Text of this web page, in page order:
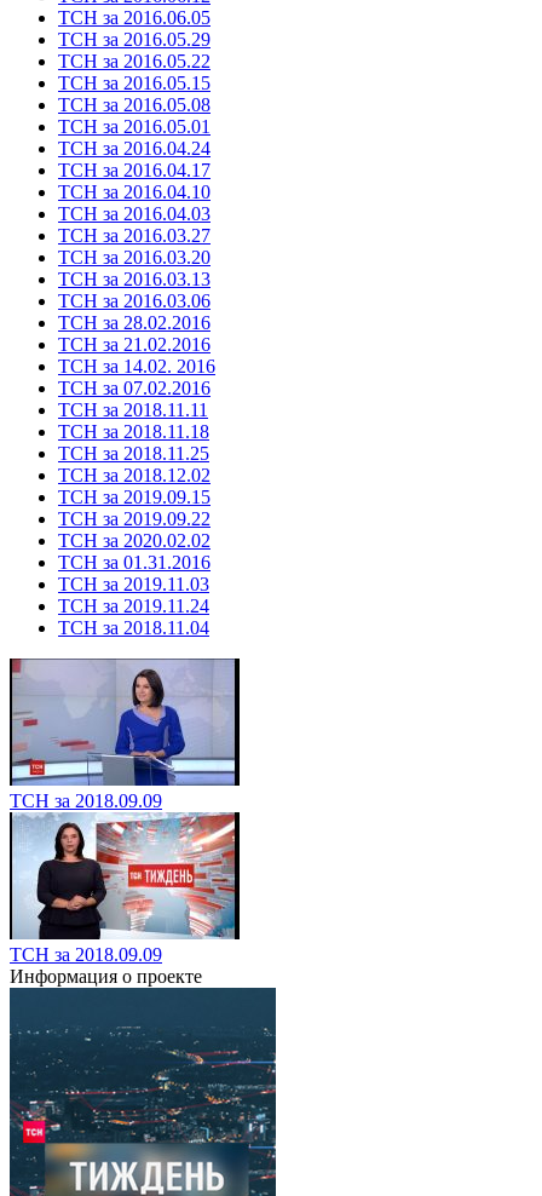
ТСН за 2016.06.05
ТСН за 2016.05.29
ТСН за 2016.05.22
ТСН за 2016.05.15
ТСН за 2016.05.08
ТСН за 2016.05.01
ТСН за 2016.04.24
ТСН за 2016.04.17
ТСН за 2016.04.10
ТСН за 2016.04.03
ТСН за 2016.03.27
ТСН за 2016.03.20
ТСН за 2016.03.13
ТСН за 2016.03.06
ТСН за 28.02.2016
ТСН за 21.02.2016
ТСН за 14.02. 2016
ТСН за 07.02.2016
ТСН за 2018.11.11
ТСН за 2018.11.18
ТСН за 2018.11.25
ТСН за 2018.12.02
ТСН за 2019.09.15
ТСН за 2019.09.22
ТСН за 2020.02.02
ТСН за 01.31.2016
ТСН за 2019.11.03
ТСН за 2019.11.24
ТСН за 2018.11.04
ТСН за 2018.09.09
ТСН за 2018.09.09
Информация о проекте